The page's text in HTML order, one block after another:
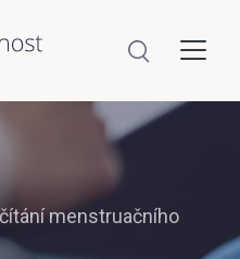
menstruačního